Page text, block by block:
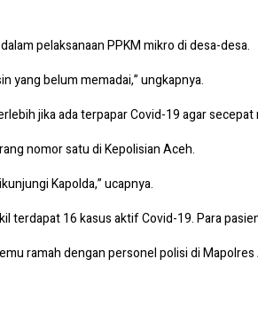
pelaksanaan PPKM mikro di desa-desa.
yang belum memadai,” ungkapnya.
jika ada terpapar Covid-19 agar
nomor satu di Kepolisian Aceh.
Kapolda,” ucapnya.
16 kasus aktif Covid-19. Para
ramah dengan personel polisi di